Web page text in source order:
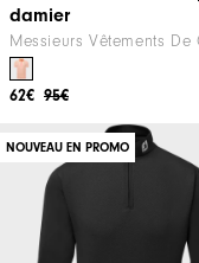
damier
Messieurs Vêtements De
95€
62€
NOUVEAU EN PROMO